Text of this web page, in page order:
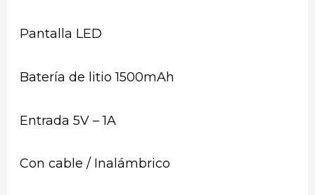
Pantalla LED
Batería de litio 1500mAh
Entrada 5V – 1A
Con cable / Inalámbrico